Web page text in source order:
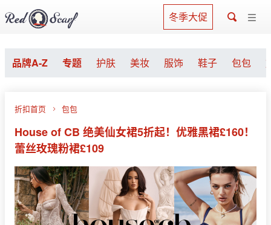
冬季大促
品牌A-Z 专题 护肤 美妆 服饰 鞋子 包包
折扣首页 包包
House of CB 绝美仙女裙5折起！优雅黑裙£160！
蕾丝玫瑰粉裙£109